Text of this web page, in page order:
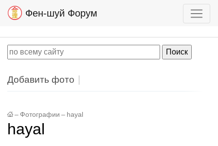
Фен-шуй Форум
Добавить фото
– Фотографии – hayal
hayal